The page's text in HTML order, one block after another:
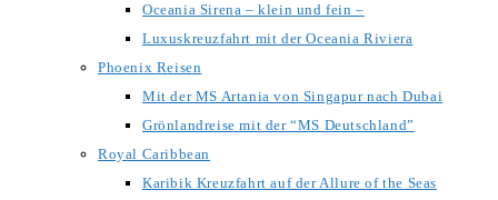
Oceania Sirena – klein und fein –
Luxuskreuzfahrt mit der Oceania Riviera
Phoenix Reisen
Mit der MS Artania von Singapur nach Dubai
Grönlandreise mit der “MS Deutschland”
Royal Caribbean
Karibik Kreuzfahrt auf der Allure of the Seas